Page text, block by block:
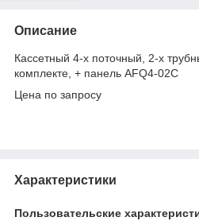
Описание
Кассетный 4-х поточный, 2-х
комплекте, + панель AFQ4-02C
Цена по запросу
Характеристики
Пользовательские